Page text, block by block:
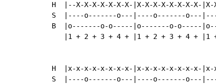
H  |--X-X-X-X-X-X-X-|X-X-X-X-X-X-X-X-|X-
S  |----o-------o---|----o-------o---
B  |o-------o-o-----|o-------o-o-----
|1 + 2 + 3 + 4 + |1 + 2 + 3 + 4 + |1
H  |x-x-x-x-x-x-x-x-|x-x-x-x-x-x-x-x-
S  |----o-------o---|----o-------o---